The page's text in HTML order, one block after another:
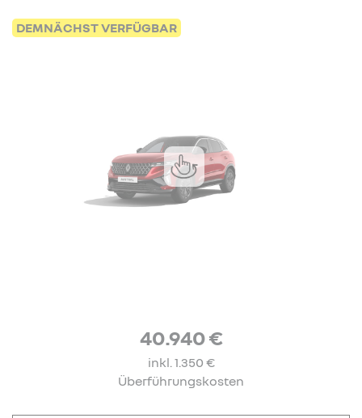
DEMNÄCHST VERFÜGBAR
40.940 €
inkl. 1.350 €
Überführungskosten